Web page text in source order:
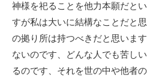
神様を祀ることを他力本願だと
すが私は大いに結構なことだと
の拠り所は持つべきだと思いま
ないのです、どんな人でも苦し
るのです、それを世の中や他者